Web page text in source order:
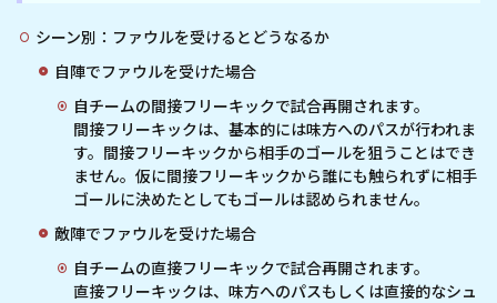
シーン別：ファウルを受けるとどうなるか
自陣でファウルを受けた場合
自チームの間接フリーキックで試合再開されます。
間接フリーキックは、基本的には味方へのパスが行われま
す。間接フリーキックから相手のゴールを狙うことはでき
ません。仮に間接フリーキックから誰にも触られずに相手
ゴールに決めたとしてもゴールは認められません。
敵陣でファウルを受けた場合
自チームの直接フリーキックで試合再開されます。
直接フリーキックは、味方へのパスもしくは直接的なシュ